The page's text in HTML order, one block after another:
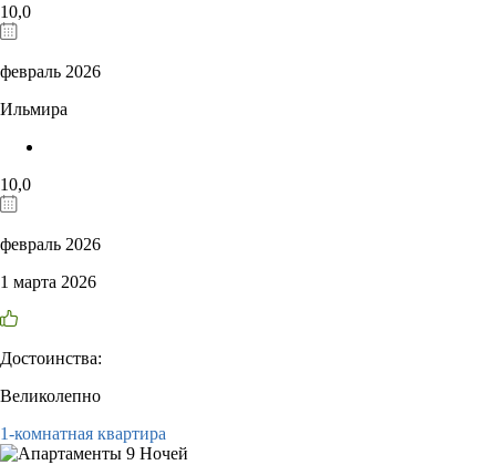
10,0
февраль 2026
Ильмира
10,0
февраль 2026
1 марта 2026
Достоинства:
Великолепно
1-комнатная квартира